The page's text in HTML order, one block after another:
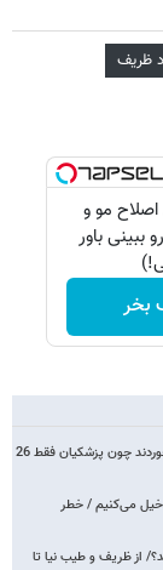
ظریف
اصلاح مو و
باور
بخر
روزنامه اصولگرا: اصلاح طلبان در انتخابات اخیر شکست خوردند چون پزشکیان فقط 26
می‌کنیم / خطر
از ظریف و طیب نیا تا